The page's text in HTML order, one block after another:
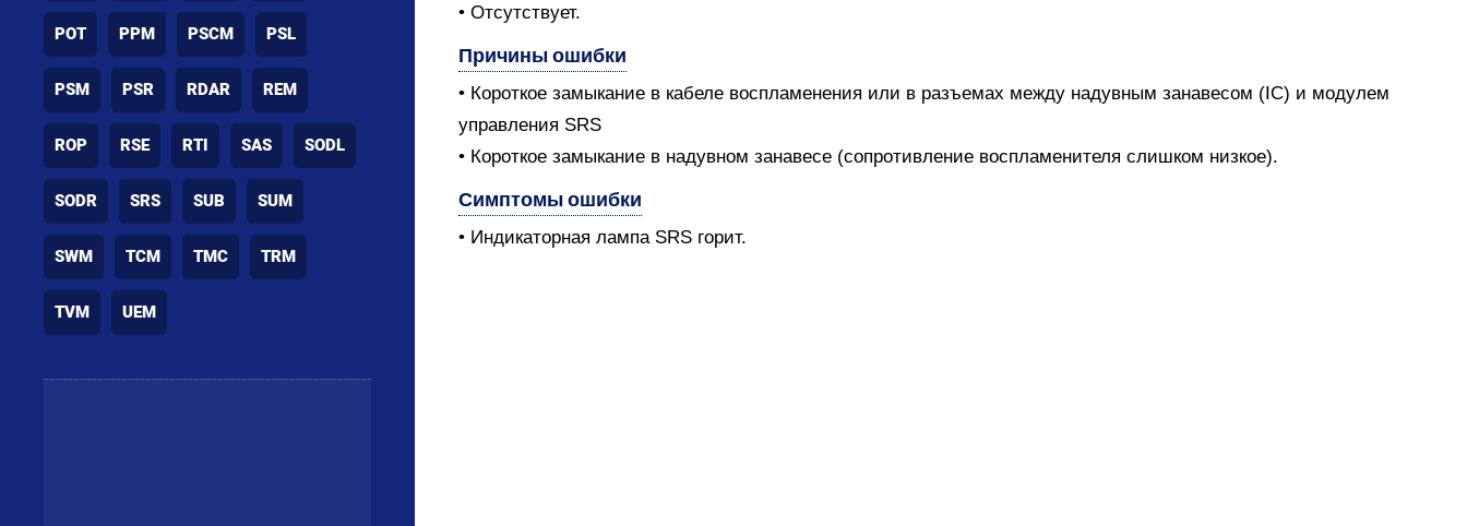
POT PPM PSCM PSL
PSM PSR RDAR REM
ROP RSE RTI SAS SODL
SODR SRS SUB SUM
SWM TCM TMC TRM
TVM UEM
• Отсутствует.
Причины ошибки
• Короткое замыкание в кабеле воспламенения или в разъемах между надувным занавесом (IC) и модулем
управления SRS
• Короткое замыкание в надувном занавесе (сопротивление воспламенителя слишком низкое).
Симптомы ошибки
• Индикаторная лампа SRS горит.